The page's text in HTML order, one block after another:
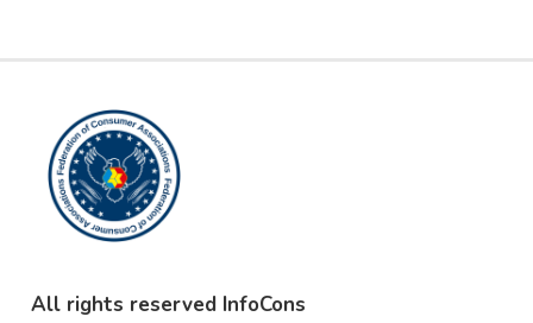
All rights reserved InfoCons